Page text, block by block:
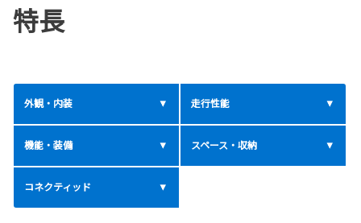
特長
外観・内装 走行性能
機能・装備 スペース・収納
コネクティッド